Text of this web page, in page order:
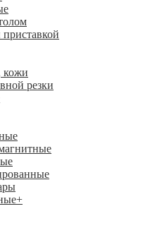
кожи
резки
+